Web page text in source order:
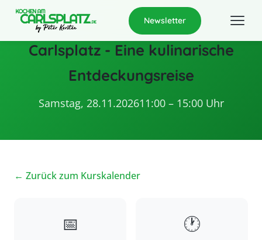
Newsletter
Carlsplatz - Eine kulinarische
Entdeckungsreise
Samstag, 28.11.202611:00 – 15:00 Uhr
← Zurück zum Kurskalender
📅 🕐